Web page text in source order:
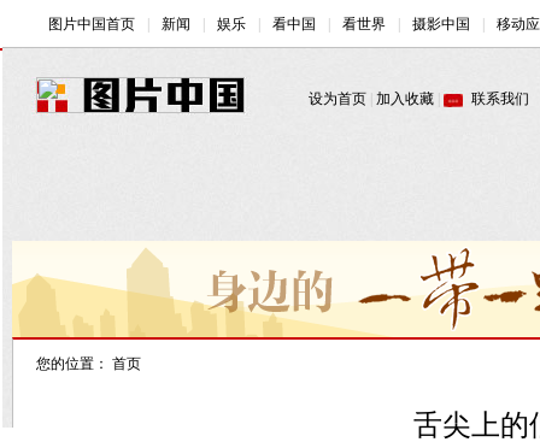
您的位置： 首页
舌尖上的